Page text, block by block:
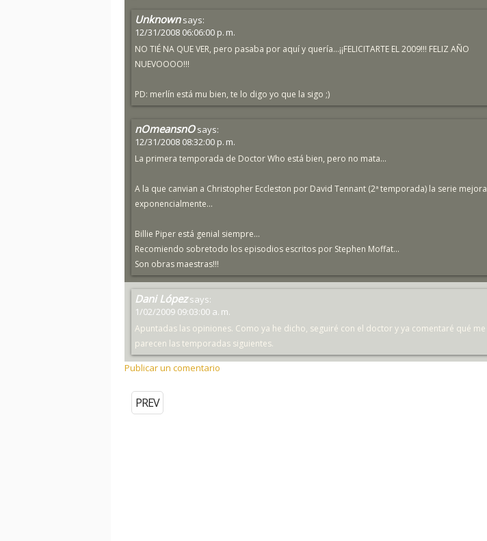
Unknown says:
12/31/2008 06:06:00 p. m.
NO TIÉ NA QUE VER, pero pasaba por aquí y quería...¡¡FELICITARTE EL 2009!!! FELIZ AÑO
NUEVOOOO!!!
PD: merlín está mu bien, te lo digo yo que la sigo ;)
nOmeansnO says:
12/31/2008 08:32:00 p. m.
La primera temporada de Doctor Who está bien, pero no mata...
A la que canvian a Christopher Eccleston por David Tennant (2ª temporada) la serie mejora
exponencialmente...
Billie Piper está genial siempre...
Recomiendo sobretodo los episodios escritos por Stephen Moffat...
Son obras maestras!!!
Dani López says:
1/02/2009 09:03:00 a. m.
Apuntadas las opiniones. Como ya he dicho, seguiré con el doctor y ya comentaré qué me
parecen las temporadas siguientes.
Publicar un comentario
PREV